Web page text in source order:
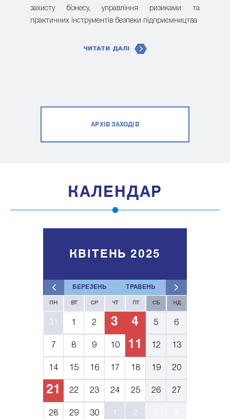
захисту бізнесу, управління ризиками та
практичних інструментів безпеки підприємництва
ЧИТАТИ ДАЛІ
АРХІВ ЗАХОДІВ
КАЛЕНДАР
БЕРЕЗЕНЬ ТРАВЕНЬ
КВІТЕНЬ 2025
ПН ВТ СР ЧТ ПТ СБ НД
31 1 2 3 4 5 6
7 8 9 10 11 12 13
14 15 16 17 18 19 20
21 22 23 24 25 26 27
28 29 30 1 2